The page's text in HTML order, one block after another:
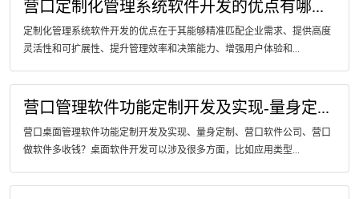
营口定制化管理系统软件开发的优点有哪...
定制化管理系统软件开发的优点在于其能够精准匹配企业需求、提供高度
灵活性和可扩展性、提升管理效率和决策能力、增强用户体验和...
营口管理软件功能定制开发及实现-量身定...
营口桌面管理软件功能定制开发及实现、量身定制、营口软件公司、营口
做软件多收钱？桌面软件开发可以涉及很多方面，比如应用类型...